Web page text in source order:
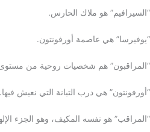
“السيرافيم” هو ملاك الحارس.
“يوفيرسا” هي عاصمة أورفونتون.
“المراقبون” هم شخصيات روحية من
“أورفونتون” هي درب التبانة التي نعيش فيها.
“المراقب” هو نفسه المكيف، وهو الجزء